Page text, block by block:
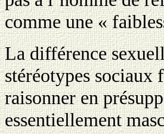
comme une «
La différence
stéréotypes sociaux
raisonner en
essentiellement